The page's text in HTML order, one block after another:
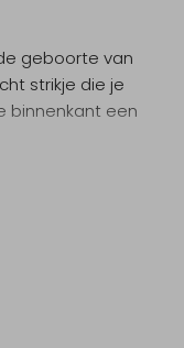
geboorte van
strikje die je
binnenkant een
gedrukt,
met